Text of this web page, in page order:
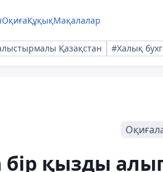
ОқиғаҚұқықМақалалар
Қазақстан #Халық
бір қызды